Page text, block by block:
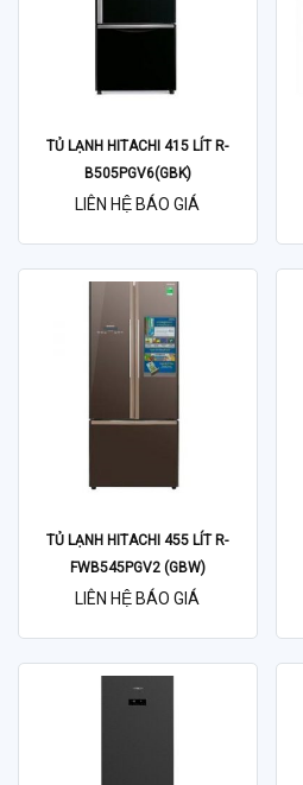
TỦ LẠNH HITACHI 415 LÍT R-
B505PGV6(GBK)
LIÊN HỆ BÁO GIÁ
TỦ LẠNH HITACHI 455 LÍT R-
FWB545PGV2 (GBW)
LIÊN HỆ BÁO GIÁ